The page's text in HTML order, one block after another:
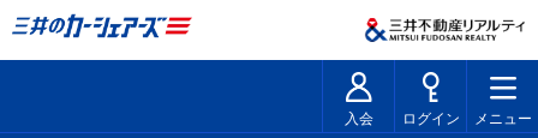
入会 ログイン メニュー